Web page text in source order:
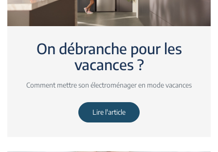
On débranche pour les
vacances ?
Comment mettre son électroménager en mode vacances
Lire l'article